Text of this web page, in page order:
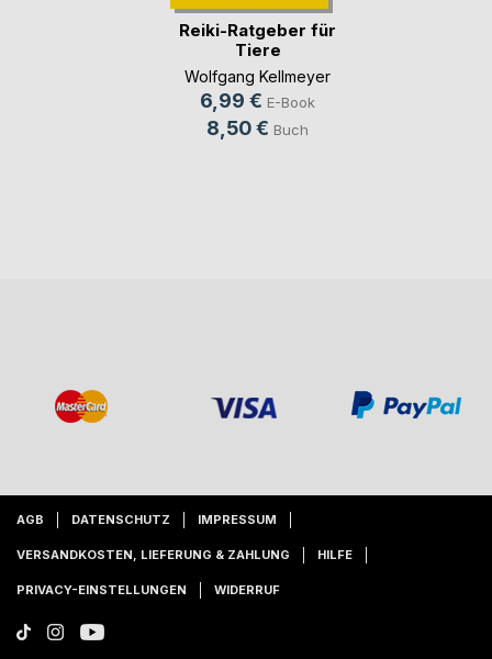
Reiki-Ratgeber für
Tiere
Wolfgang Kellmeyer
6,99 € E-Book
8,50 € Buch
AGB DATENSCHUTZ IMPRESSUM
VERSANDKOSTEN, LIEFERUNG & ZAHLUNG HILFE
PRIVACY-EINSTELLUNGEN WIDERRUF